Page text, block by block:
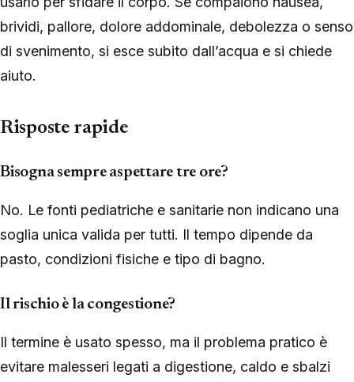
brividi, pallore, dolore addominale, debolezza o senso
di svenimento, si esce subito dall’acqua e si chiede
aiuto.
Risposte rapide
Bisogna sempre aspettare tre ore?
No. Le fonti pediatriche e sanitarie non indicano una
soglia unica valida per tutti. Il tempo dipende da
pasto, condizioni fisiche e tipo di bagno.
Il rischio è la congestione?
Il termine è usato spesso, ma il problema pratico è
evitare malesseri legati a digestione, caldo e sbalzi